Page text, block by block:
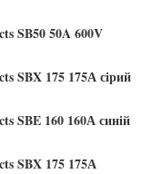
SB50 50A 600V
SBX 175 175А сірий
SBE 160 160А синій
SBX 175 175А